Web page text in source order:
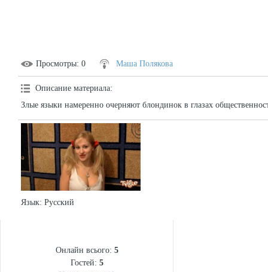
Просмотры: 0 Маша Полякова
Описание материала:
Злые языки намеренно очерняют блондинок в глазах
Язык: Русский
Онлайн всього: 5
Гостей: 5